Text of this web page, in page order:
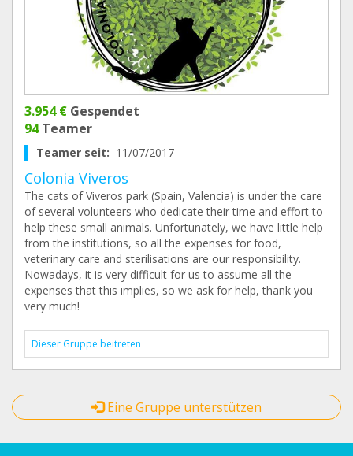
3.954 € Gespendet
94Teamer
Teamer seit: 11/07/2017
Colonia Viveros
The cats of Viveros park (Spain, Valencia) is under the care
of several volunteers who dedicate their time and effort to
help these small animals. Unfortunately, we have little help
from the institutions, so all the expenses for food,
veterinary care and sterilisations are our responsibility.
Nowadays, it is very difficult for us to assume all the
expenses that this implies, so we ask for help, thank you
very much!
Dieser Gruppe beitreten
Eine Gruppe unterstützen